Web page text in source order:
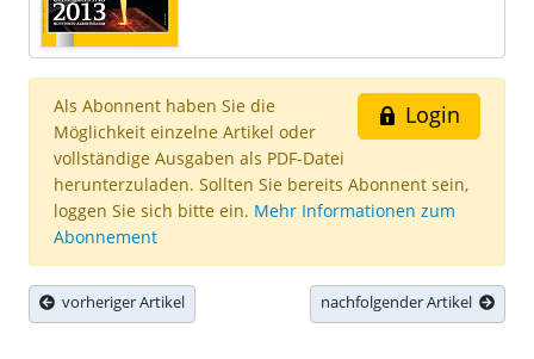
Login
Als Abonnent haben Sie die
Möglichkeit einzelne Artikel oder
vollständige Ausgaben als PDF-Datei
herunterzuladen. Sollten Sie bereits Abonnent sein,
loggen Sie sich bitte ein. Mehr Informationen zum
Abonnement
vorheriger Artikel nachfolgender Artikel